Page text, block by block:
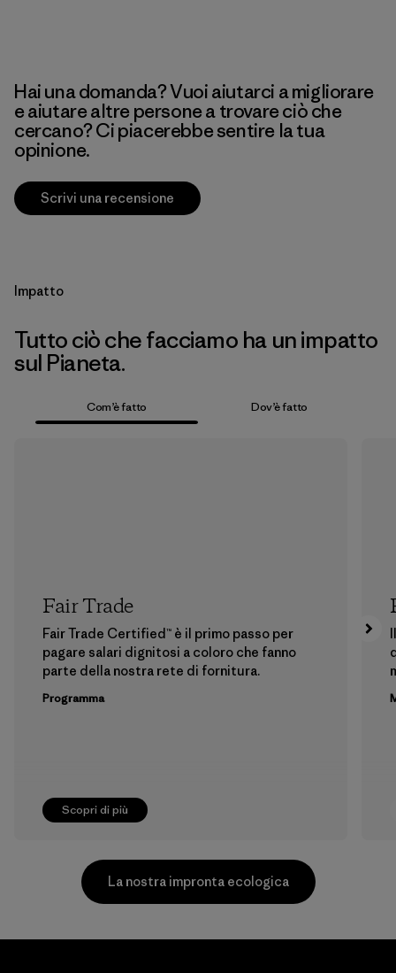
Hai una domanda? Vuoi aiutarci a migliorare
e aiutare altre persone a trovare ciò che
cercano? Ci piacerebbe sentire la tua
opinione.
Scrivi una recensione
Impatto
Tutto ciò che facciamo ha un impatto
sul Pianeta.
Com’è fatto Dov’è fatto
Scopri di più
Fair Trade
Fair Trade Certified™ è il primo passo per
pagare salari dignitosi a coloro che fanno
parte della nostra rete di fornitura.
Programma
La nostra impronta ecologica